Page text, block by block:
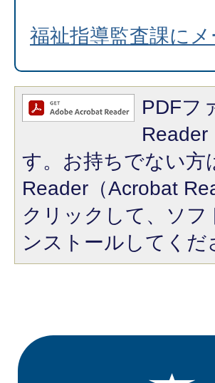
福祉指導監査課に
PDFフ
Reader
す。お持ちでない方
Reader（Acrobat
クリックして、ソ
ンストールしてくだ